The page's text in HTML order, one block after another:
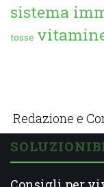
sistema
tosse
Redazione e